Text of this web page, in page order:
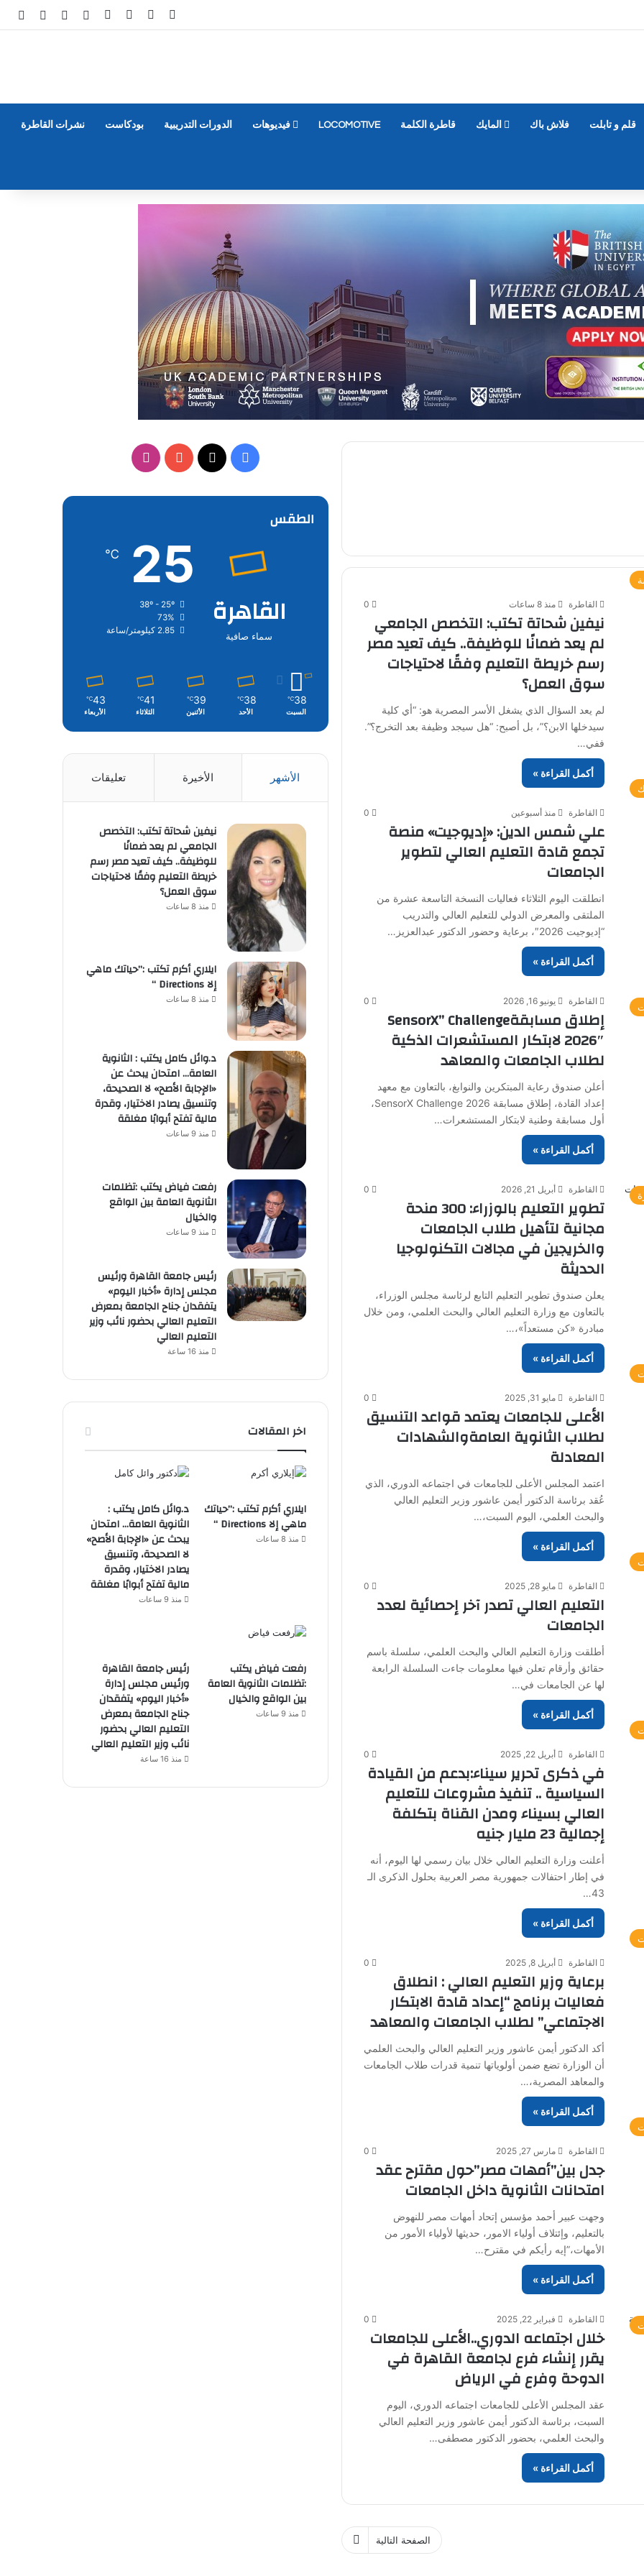
فيسبوك ‫YouTubeانستقرامتسجيل الدخول
مقالإضافة
قلم و تابلت فلاش باك المايك قاطرة الكلمة LOCOMOTIVE فيديوهات الدورات التدريبية بودكاست نشرات القاطرة
القاطرة منذ 8 ساعات 0
نيفين شحاتة تكتب: التخصص الجامعي
لم يعد ضمانًا للوظيفة.. كيف تعيد مصر
رسم خريطة التعليم وفقًا لاحتياجات
سوق العمل؟
لم يعد السؤال الذي يشغل الأسر المصرية هو: “أي كلية
سيدخلها الابن؟”، بل أصبح: “هل سيجد وظيفة بعد التخرج؟”.
ففي…
أكمل القراءة »
القاطرة منذ أسبوعين 0
علي شمس الدين: «إديوجيت» منصة
تجمع قادة التعليم العالي لتطوير
الجامعات
انطلقت اليوم الثلاثاء فعاليات النسخة التاسعة عشرة من
الملتقى والمعرض الدولي للتعليم العالي والتدريب
“إديوجيت 2026″، برعاية وحضور الدكتور عبدالعزيز…
أكمل القراءة »
القاطرة يونيو 16, 2026 0
إطلاق مسابقةSensorX” Challenge
2026″ لابتكار المستشعرات الذكية
لطلاب الجامعات والمعاهد
أعلن صندوق رعاية المبتكرين والنوابغ، بالتعاون مع معهد
إعداد القادة، إطلاق مسابقة SensorX Challenge 2026،
أول مسابقة وطنية لابتكار المستشعرات…
أكمل القراءة »
القاطرة أبريل 21, 2026 0
تطوير التعليم بالوزراء: 300 منحة
مجانية لتأهيل طلاب الجامعات
والخريجين في مجالات التكنولوجيا
الحديثة
يعلن صندوق تطوير التعليم التابع لرئاسة مجلس الوزراء،
بالتعاون مع وزارة التعليم العالي والبحث العلمي، ومن خلال
مبادرة «كن مستعداً»،…
أكمل القراءة »
القاطرة مايو 31, 2025 0
الأعلى للجامعات يعتمد قواعد التنسيق
لطلاب الثانوية العامةوالشهادات
المعادلة
اعتمد المجلس الأعلى للجامعات في اجتماعه الدوري، الذي
عُقد برئاسة الدكتور أيمن عاشور وزير التعليم العالي
والبحث العلمي، اليوم السبت،…
أكمل القراءة »
القاطرة مايو 28, 2025 0
التعليم العالي تصدر آخر إحصائية لعدد
الجامعات
أطلقت وزارة التعليم العالي والبحث العلمي، سلسلة باسم
حقائق وأرقام تعلن فيها معلومات جاءت السلسلة الرابعة
لها عن الجامعات في…
أكمل القراءة »
القاطرة أبريل 22, 2025 0
في ذكرى تحرير سيناء:بدعم من القيادة
السياسية .. تنفيذ مشروعات للتعليم
العالي بسيناء ومدن القناة بتكلفة
إجمالية 23 مليار جنيه
أعلنت وزارة التعليم العالي خلال بيان رسمي لها اليوم، أنه
في إطار احتفالات جمهورية مصر العربية بحلول الذكرى الـ
43…
أكمل القراءة »
القاطرة أبريل 8, 2025 0
برعاية وزير التعليم العالي : انطلاق
فعاليات برنامج “إعداد قادة الابتكار
الاجتماعي” لطلاب الجامعات والمعاهد
أكد الدكتور أيمن عاشور وزير التعليم العالي والبحث العلمي
أن الوزارة تضع ضمن أولوياتها تنمية قدرات طلاب الجامعات
والمعاهد المصرية،…
أكمل القراءة »
القاطرة مارس 27, 2025 0
جدل بين”أمهات مصر”حول مقترح عقد
امتحانات الثانوية داخل الجامعات
وجهت عبير أحمد مؤسس إتحاد أمهات مصر للنهوض
بالتعليم، وإئتلاف أولياء الامور، حديثها لأولياء الأمور من
الأمهات،”إيه رأيكم في مقترح…
أكمل القراءة »
القاطرة فبراير 22, 2025 0
خلال اجتماعه الدوري..الأعلى للجامعات
يقرر إنشاء فرع لجامعة القاهرة في
الدوحة وفرع في الرياض
عقد المجلس الأعلى للجامعات اجتماعه الدوري، اليوم
السبت، برئاسة الدكتور أيمن عاشور وزير التعليم العالي
والبحث العلمي، بحضور الدكتور مصطفى…
أكمل القراءة »
الصفحة التالية
فيسبوك ‫YouTubeانستقرام
الطقس
القاهرة
سماء صافية
25
℃
73%
2.85 كيلومتر/ساعة
38
℃
السبت
38
℃
الأحد
39
℃
الأثنين
41
℃
الثلاثاء
43
℃
الأربعاء
الأشهر الأخيرة تعليقات
نيفين شحاتة تكتب: التخصص
الجامعي لم يعد ضمانًا
للوظيفة.. كيف تعيد مصر رسم
خريطة التعليم وفقًا لاحتياجات
سوق العمل؟
منذ 8 ساعات
ايلاري أكرم تكتب :”حياتك ماهي
إلا Directions “
منذ 8 ساعات
د.وائل كامل يكتب : الثانوية
العامة… امتحان يبحث عن
«الإجابة الأصح» لا الصحيحة،
وتنسيق يصادر الاختيار، وقدرة
مالية تفتح أبوابًا مغلقة
منذ 9 ساعات
رفعت فياض يكتب :تظلمات
الثانوية العامة بين الواقع
والخيال
منذ 9 ساعات
رئيس جامعة القاهرة ورئيس
مجلس إدارة «أخبار اليوم»
يتفقدان جناح الجامعة بمعرض
التعليم العالي بحضور نائب وزير
التعليم العالي
منذ 16 ساعة
اخر المقالات
ايلاري أكرم تكتب :”حياتك
ماهي إلا Directions “
منذ 8 ساعات
د.وائل كامل يكتب :
الثانوية العامة… امتحان
يبحث عن «الإجابة الأصح»
لا الصحيحة، وتنسيق
يصادر الاختيار، وقدرة
مالية تفتح أبوابًا مغلقة
منذ 9 ساعات
رفعت فياض يكتب
:تظلمات الثانوية العامة
بين الواقع والخيال
منذ 9 ساعات
رئيس جامعة القاهرة
ورئيس مجلس إدارة
«أخبار اليوم» يتفقدان
جناح الجامعة بمعرض
التعليم العالي بحضور
نائب وزير التعليم العالي
منذ 16 ساعة